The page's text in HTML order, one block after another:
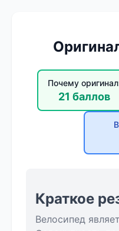
Почему
21 баллов
Краткое
Велосипед